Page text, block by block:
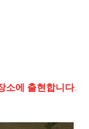
소에 출현합니다.